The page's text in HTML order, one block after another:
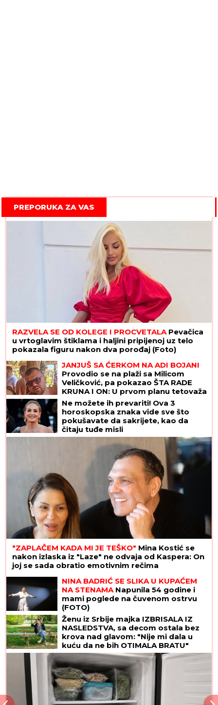
PREPORUKA ZA VAS
RAZVELA SE OD KOLEGE I PROCVETALAPevačica
u vrtoglavim štiklama i haljini pripijenoj uz telo
pokazala figuru nakon dva porođaj (Foto)
JANJUŠ SA ĆERKOM NA ADI BOJANI
Provodio se na plaži sa Milicom
Veličković, pa pokazao ŠTA RADE
KRUNA I ON: U prvom planu tetovaža
koju je posvetio naslednici (FOTO)
Ne možete ih prevariti! Ova 3
horoskopska znaka vide sve što
pokušavate da sakrijete, kao da
čitaju tuđe misli
"ZAPLAČEM KADA MI JE TEŠKO" Mina Kostić se
nakon izlaska iz "Laze" ne odvaja od Kaspera: On
joj se sada obratio emotivnim rečima
NINA BADRIĆ SE SLIKA U KUPAĆEM
NA STENAMANapunila 54 godine i
mami poglede na čuvenom ostrvu
(FOTO)
Ženu iz Srbije majka IZBRISALA IZ
NASLEDSTVA, sa decom ostala bez
krova nad glavom: "Nije mi dala u
kuću da ne bih OTIMALA BRATU"